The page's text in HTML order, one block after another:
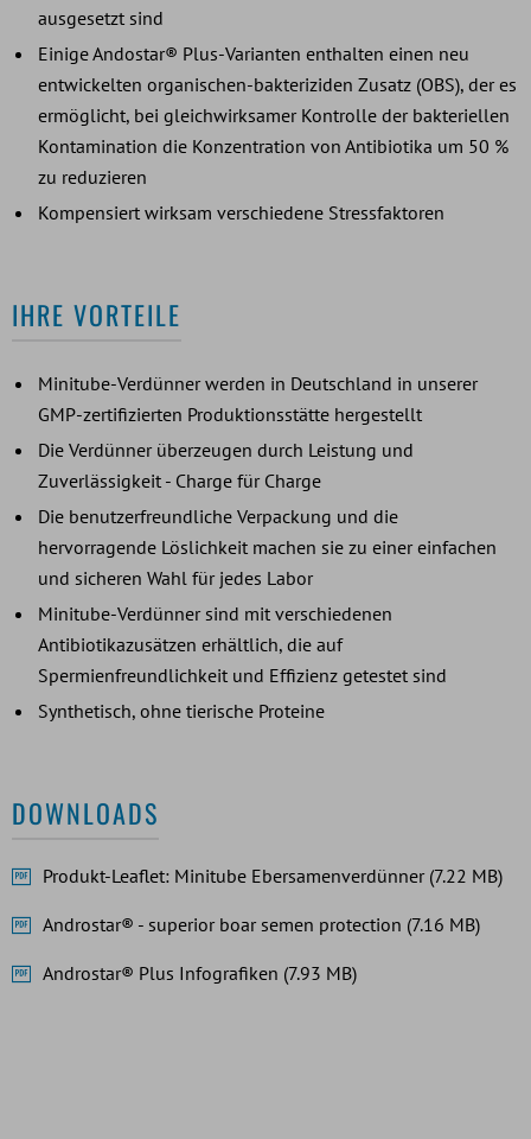
ausgesetzt sind
Einige Andostar® Plus-Varianten enthalten einen neu
entwickelten organischen-bakteriziden Zusatz (OBS), der es
ermöglicht, bei gleichwirksamer Kontrolle der bakteriellen
Kontamination die Konzentration von Antibiotika um 50 %
zu reduzieren
Kompensiert wirksam verschiedene Stressfaktoren
IHRE VORTEILE
Minitube-Verdünner werden in Deutschland in unserer
GMP-zertifizierten Produktionsstätte hergestellt
Die Verdünner überzeugen durch Leistung und
Zuverlässigkeit - Charge für Charge
Die benutzerfreundliche Verpackung und die
hervorragende Löslichkeit machen sie zu einer einfachen
und sicheren Wahl für jedes Labor
Minitube-Verdünner sind mit verschiedenen
Antibiotikazusätzen erhältlich, die auf
Spermienfreundlichkeit und Effizienz getestet sind
Synthetisch, ohne tierische Proteine
DOWNLOADS
Produkt-Leaflet: Minitube Ebersamenverdünner (7.22 MB)
Androstar® - superior boar semen protection (7.16 MB)
Androstar® Plus Infografiken (7.93 MB)